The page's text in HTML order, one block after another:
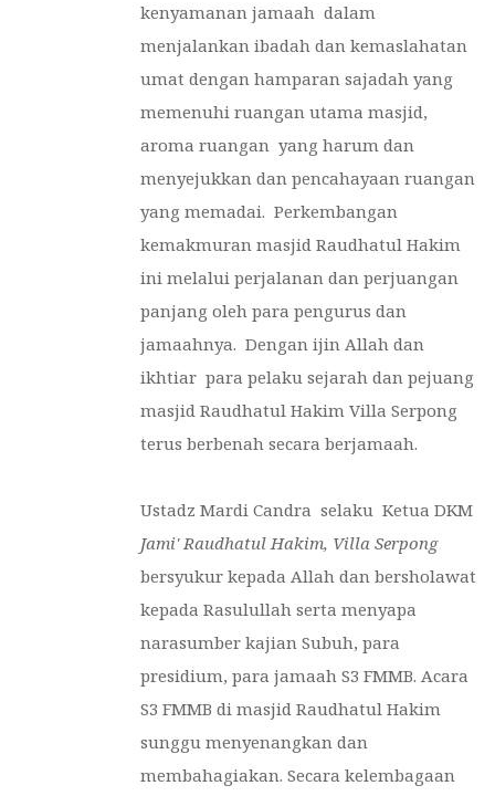
kenyamanan jamaah dalam
menjalankan ibadah dan kemaslahatan
umat dengan hamparan sajadah yang
memenuhi ruangan utama masjid,
aroma ruangan yang harum dan
menyejukkan dan pencahayaan ruangan
yang memadai. Perkembangan
kemakmuran masjid Raudhatul Hakim
ini melalui perjalanan dan perjuangan
panjang oleh para pengurus dan
jamaahnya. Dengan ijin Allah dan
ikhtiar para pelaku sejarah dan pejuang
masjid Raudhatul Hakim Villa Serpong
terus berbenah secara berjamaah.
Ustadz Mardi Candra selaku Ketua DKM
Jami'Raudhatul Hakim, Villa Serpong
bersyukur kepada Allah dan bersholawat
kepada Rasulullah serta menyapa
narasumber kajian Subuh, para
presidium, para jamaah S3 FMMB. Acara
S3 FMMB di masjid Raudhatul Hakim
sunggu menyenangkan dan
membahagiakan. Secara kelembagaan